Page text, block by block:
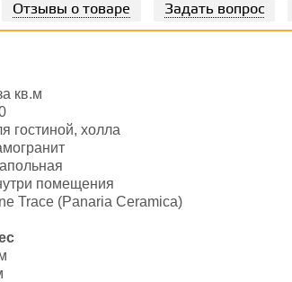
Отзывы о товаре Задать вопрос
кв.м
гостиной, холла
помещения
Trace (Panaria Ceramica)